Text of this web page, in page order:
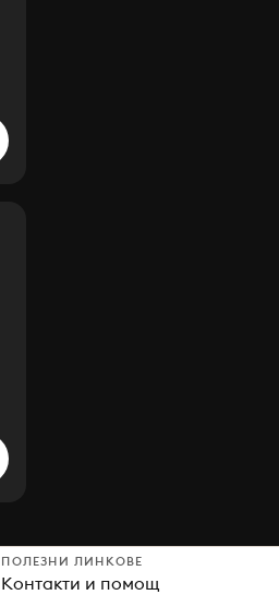
ПОЛЕЗНИ ЛИНКОВЕ
Контакти и помощ